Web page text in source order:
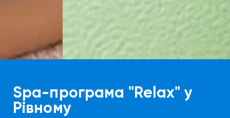
Spa-програма "Relax" у
Рівному